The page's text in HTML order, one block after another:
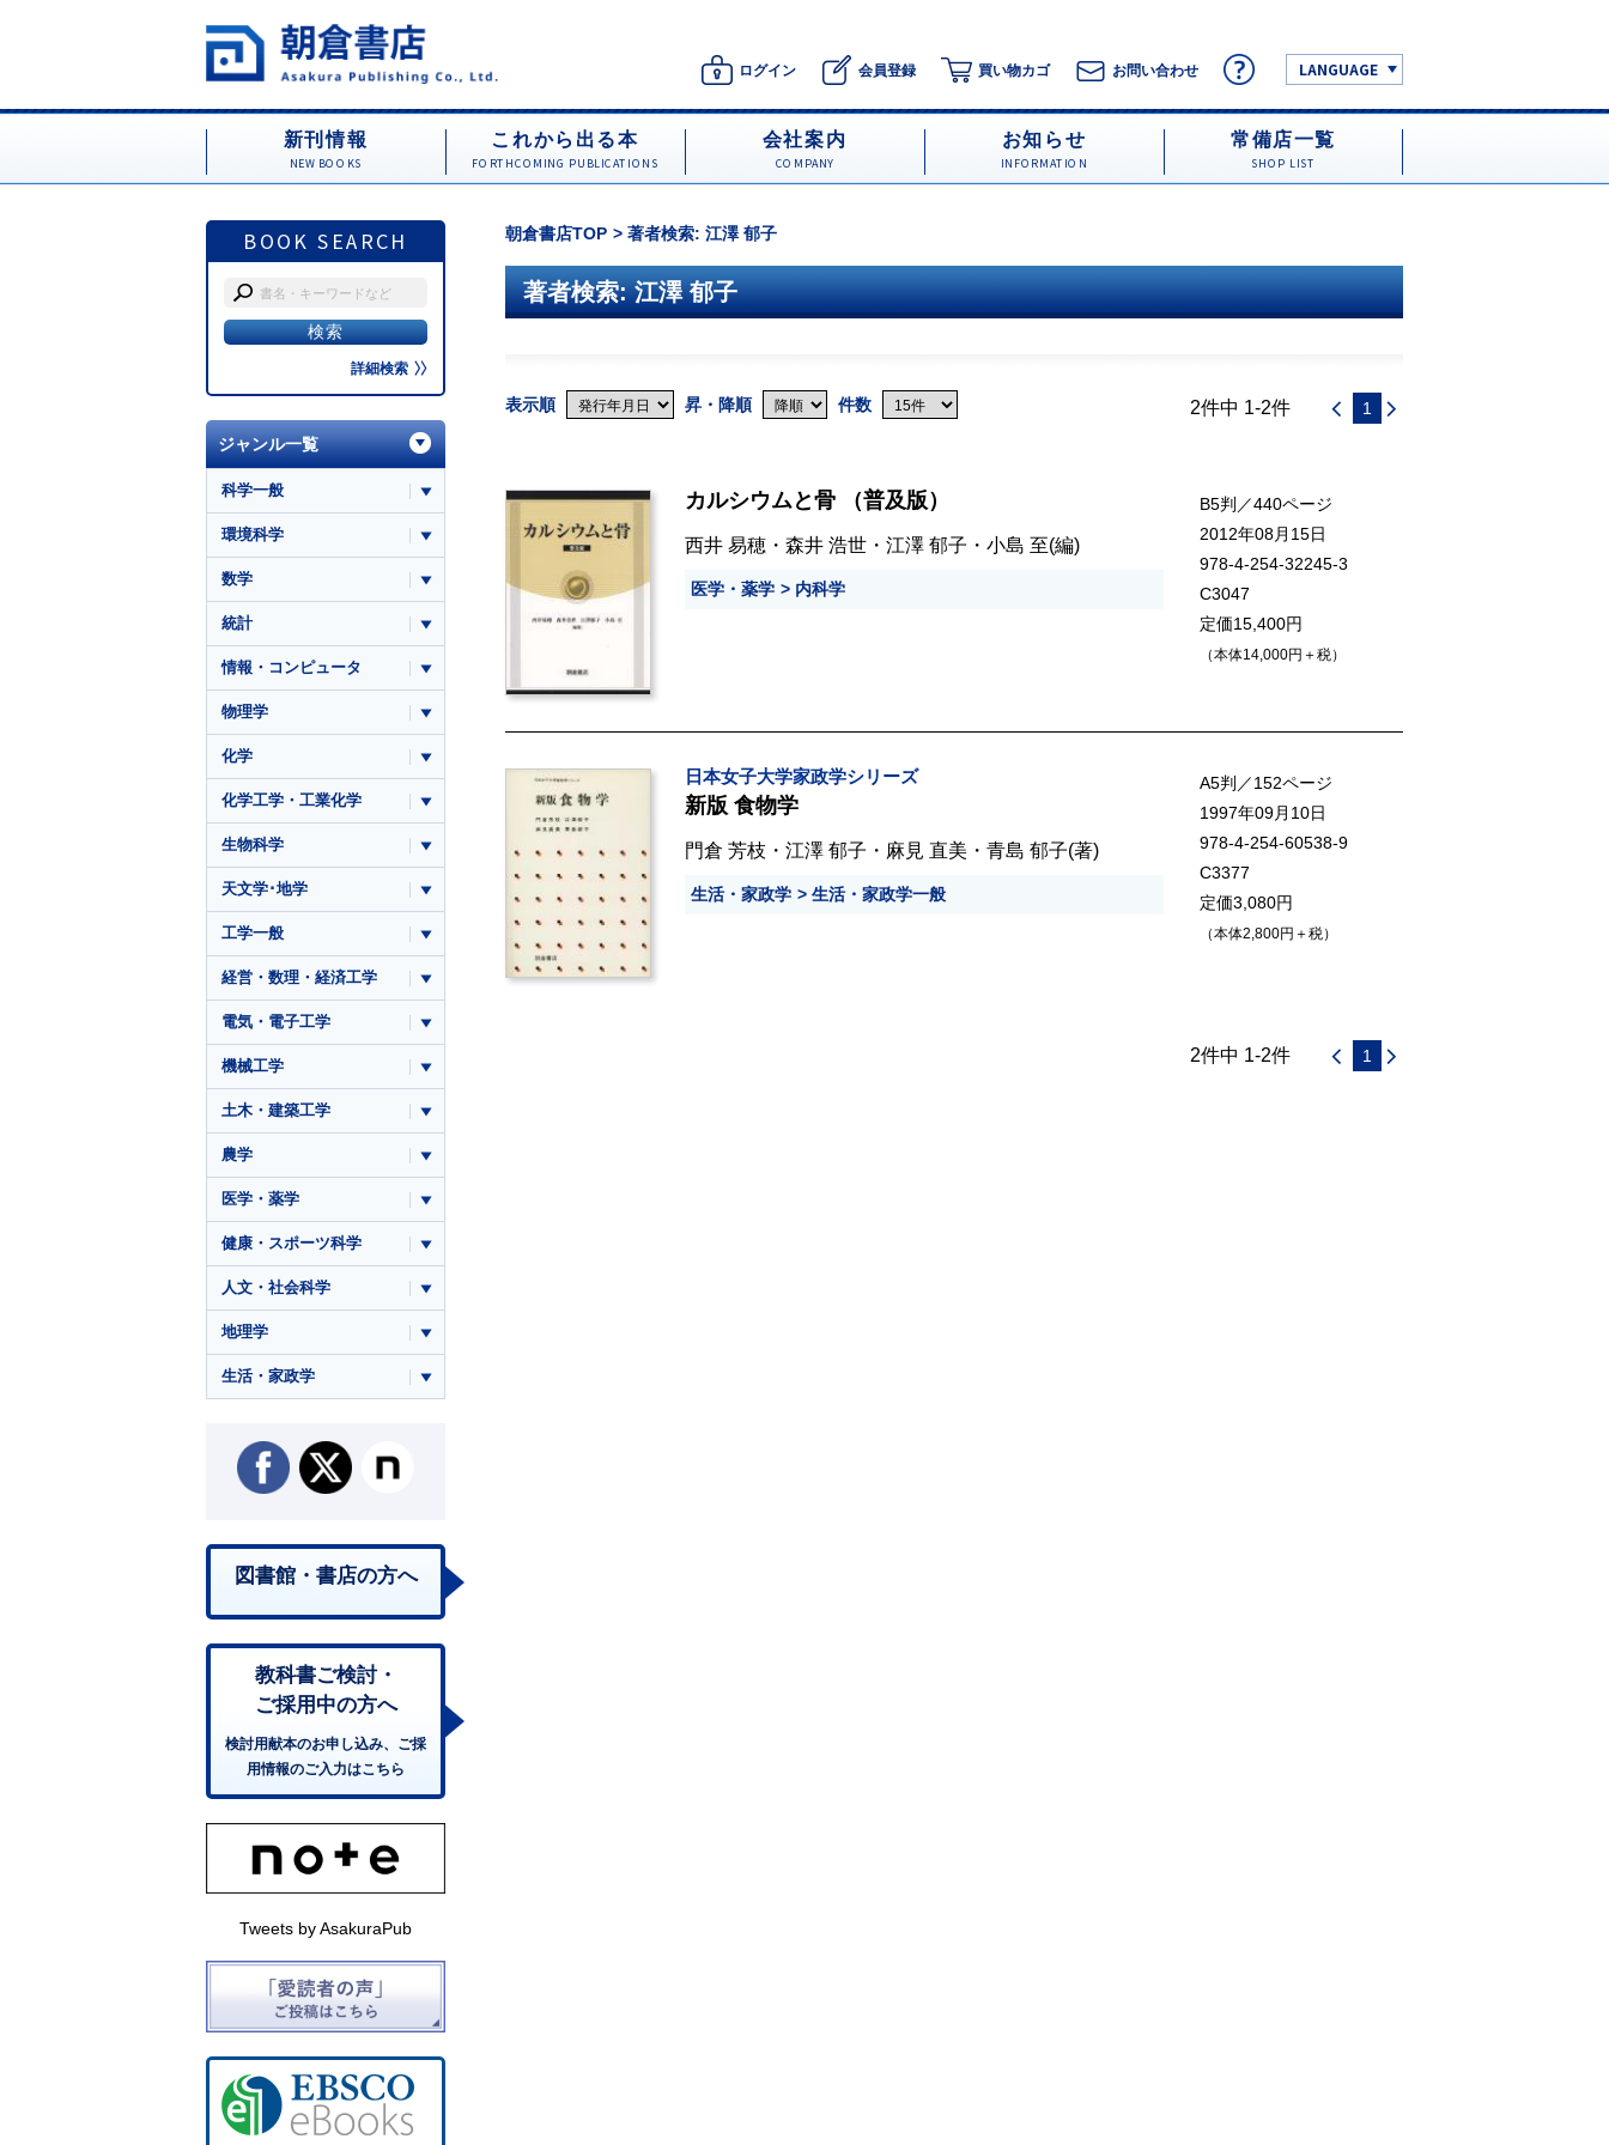
ログイン 会員登録 買い物カゴ お問い合わせ LANGUAGE
新刊情報
NEW BOOKS
これから出る本
FORTHCOMING PUBLICATIONS
会社案内
COMPANY
お知らせ
INFORMATION
常備店一覧
SHOP LIST
BOOK SEARCH
詳細検索
朝倉書店TOP 著者検索: 江澤 郁子
著者検索: 江澤 郁子
表示順 昇・降順 件数 2件中 1-2件 1
カルシウムと骨 （普及版）
西井 易穂 ・ 森井 浩世 ・ 江澤 郁子 ・ 小島 至(編)
医学・薬学 内科学
B5判／440ページ
2012年08月15日
978-4-254-32245-3
C3047
定価15,400円
（本体14,000円＋税）
日本女子大学家政学シリーズ
新版 食物学
門倉 芳枝 ・ 江澤 郁子 ・ 麻見 直美 ・ 青島 郁子(著)
生活・家政学 生活・家政学一般
A5判／152ページ
1997年09月10日
978-4-254-60538-9
C3377
定価3,080円
（本体2,800円＋税）
2件中 1-2件 1
ジャンル一覧
科学一般
環境科学
数学
統計
情報・コンピュータ
物理学
化学
化学工学・工業化学
生物科学
天文学･地学
工学一般
経営・数理・経済工学
電気・電子工学
機械工学
土木・建築工学
農学
医学・薬学
健康・スポーツ科学
人文・社会科学
地理学
生活・家政学
図書館・書店の方へ
教科書ご検討・
ご採用中の方へ
検討用献本のお申し込み、ご採
用情報のご入力はこちら
Tweets by AsakuraPub